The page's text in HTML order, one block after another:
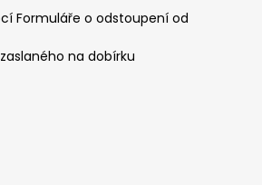
Formuláře o odstoupení od
na dobírku